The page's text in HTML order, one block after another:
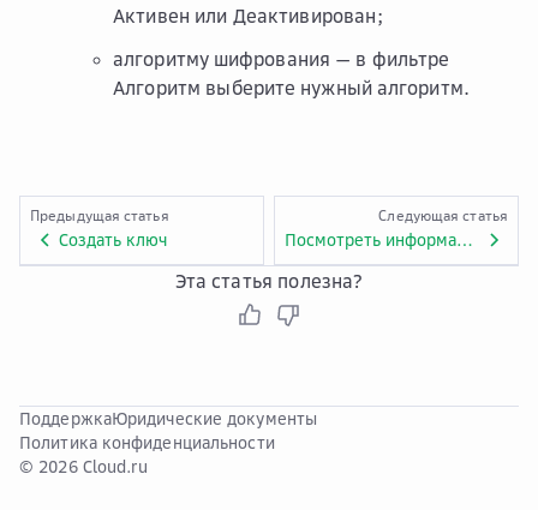
Активен или Деактивирован;
алгоритму шифрования — в фильтре
Алгоритм выберите нужный алгоритм.
Предыдущая статья
Создать ключ
Следующая статья
Посмотреть информацию о ключе
Эта статья полезна?
ПоддержкаЮридические документы
Политика конфиденциальности
© 2026 Cloud.ru